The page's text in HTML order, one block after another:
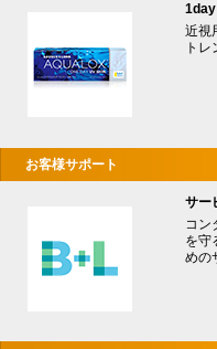
1day
近視
トレ
お客様サポート
サー
コン
を守
めの